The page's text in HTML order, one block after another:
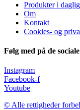
Produkter i
Om
Kontakt
Cookies- og
Følg med på de
Instagram
Facebook-f
Youtube
© Alle rettigheder